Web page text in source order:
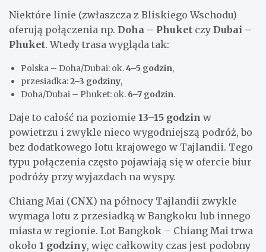
Niektóre linie (zwłaszcza z Bliskiego Wschodu)
oferują połączenia np. Doha – Phuket czy Dubai –
Phuket. Wtedy trasa wygląda tak:
Polska – Doha/Dubai: ok.4–5 godzin,
przesiadka:2–3 godziny,
Doha/Dubai – Phuket: ok. 6–7 godzin.
Daje to całość na poziomie 13–15 godzin w
powietrzu i zwykle nieco wygodniejszą podróż, bo
bez dodatkowego lotu krajowego w Tajlandii. Tego
typu połączenia często pojawiają się w ofercie biur
podróży przy wyjazdach na wyspy.
Chiang Mai (CNX) na północy Tajlandii zwykle
wymaga lotu z przesiadką w Bangkoku lub innego
miasta w regionie. Lot Bangkok – Chiang Mai trwa
około 1 godziny, więc całkowity czas jest podobny